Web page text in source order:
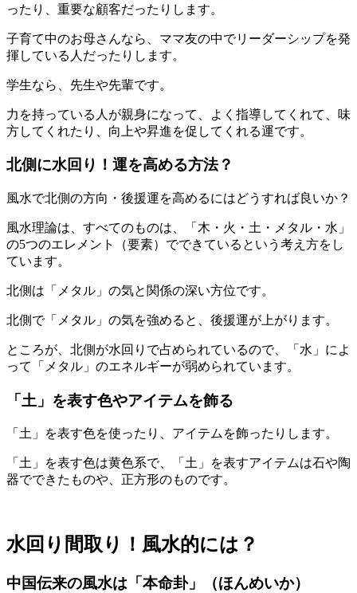
ったり、重要な顧客だったりします。
子育て中のお母さんなら、ママ友の中でリーダーシップを発
揮している人だったりします。
学生なら、先生や先輩です。
力を持っている人が親身になって、よく指導してくれて、味
方してくれたり、向上や昇進を促してくれる運です。
北側に水回り！運を高める方法？
風水で北側の方向・後援運を高めるにはどうすれば良いか？
風水理論は、すべてのものは、「木・火・土・メタル・水」
の5つのエレメント（要素）でできているという考え方をし
ています。
北側は「メタル」の気と関係の深い方位です。
北側で「メタル」の気を強めると、後援運が上がります。
ところが、北側が水回りで占められているので、「水」によ
って「メタル」のエネルギーが弱められています。
「土」を表す色やアイテムを飾る
「土」を表す色を使ったり、アイテムを飾ったりします。
「土」を表す色は黄色系で、「土」を表すアイテムは石や陶
器でできたものや、正方形のものです。
水回り間取り！風水的には？
中国伝来の風水は「本命卦」（ほんめいか）